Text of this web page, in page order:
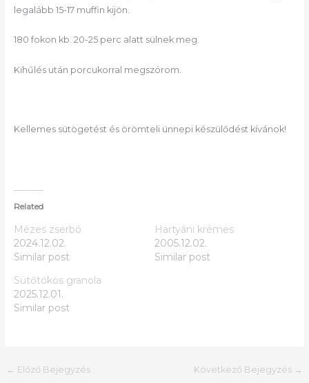
legalább 15-17 muffin kijön.
180 fokon kb. 20-25 perc alatt sülnek meg.
Kihűlés után porcukorral megszórom.
Kellemes sütögetést és örömteli ünnepi készülődést kívánok!
Related
Mézes zserbó
2024.12.02.
Similar post
Hartyáni krémes
2005.12.02.
Similar post
Sütőtökös granola
2025.12.01.
Similar post
← Előző Bejegyzés Következő Bejegyzés →